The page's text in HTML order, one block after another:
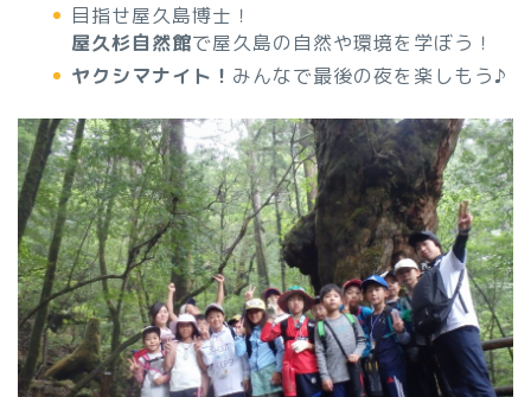
目指せ屋久島博士！
屋久杉自然館で屋久島の自然や環境を学ぼう！
ヤクシマナイト！ みんなで最後の夜を楽しもう♪